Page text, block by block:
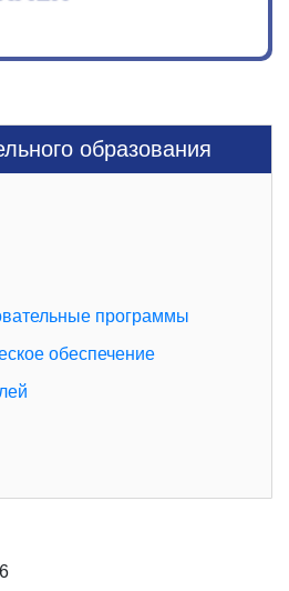
образования
программы
обеспечение